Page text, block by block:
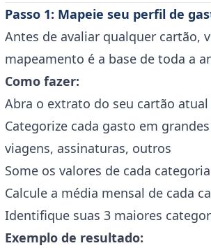
Passo 1: Mapeie seu perfil de
Antes de avaliar qualquer cartão,
mapeamento é a base de toda a
Como fazer:
Abra o extrato do seu cartão
Categorize cada gasto em
viagens, assinaturas, outros
Some os valores de cada categoria
Calcule a média mensal de cada
Identifique suas 3 maiores
Exemplo de resultado: